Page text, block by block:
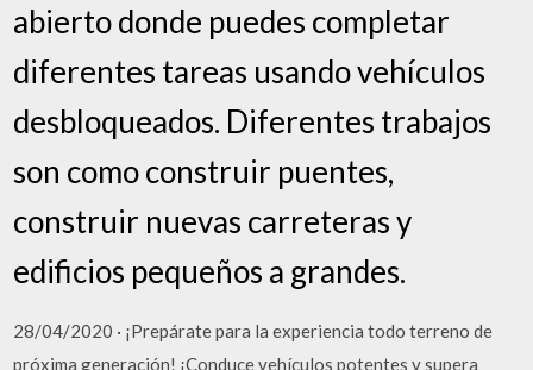
abierto donde puedes completar
diferentes tareas usando vehículos
desbloqueados. Diferentes trabajos
son como construir puentes,
construir nuevas carreteras y
edificios pequeños a grandes.
28/04/2020 · ¡Prepárate para la experiencia todo terreno de
próxima generación! ¡Conduce vehículos potentes y supera